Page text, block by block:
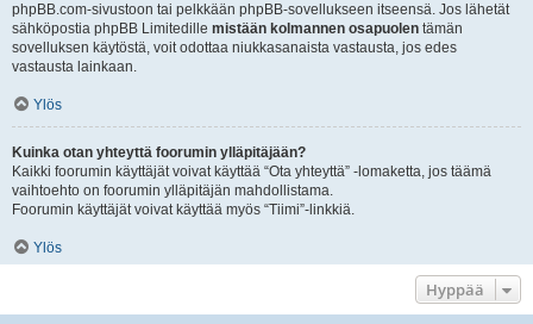
phpBB.com-sivustoon tai pelkkään phpBB-sovellukseen itseensä. Jos lähetät
sähköpostia phpBB Limitedille mistään kolmannen osapuolen tämän
sovelluksen käytöstä, voit odottaa niukkasanaista vastausta, jos edes
vastausta lainkaan.
Ylös
Kuinka otan yhteyttä foorumin ylläpitäjään?
Kaikki foorumin käyttäjät voivat käyttää “Ota yhteyttä” -lomaketta, jos täämä
vaihtoehto on foorumin ylläpitäjän mahdollistama.
Foorumin käyttäjät voivat käyttää myös “Tiimi”-linkkiä.
Ylös
Hyppää